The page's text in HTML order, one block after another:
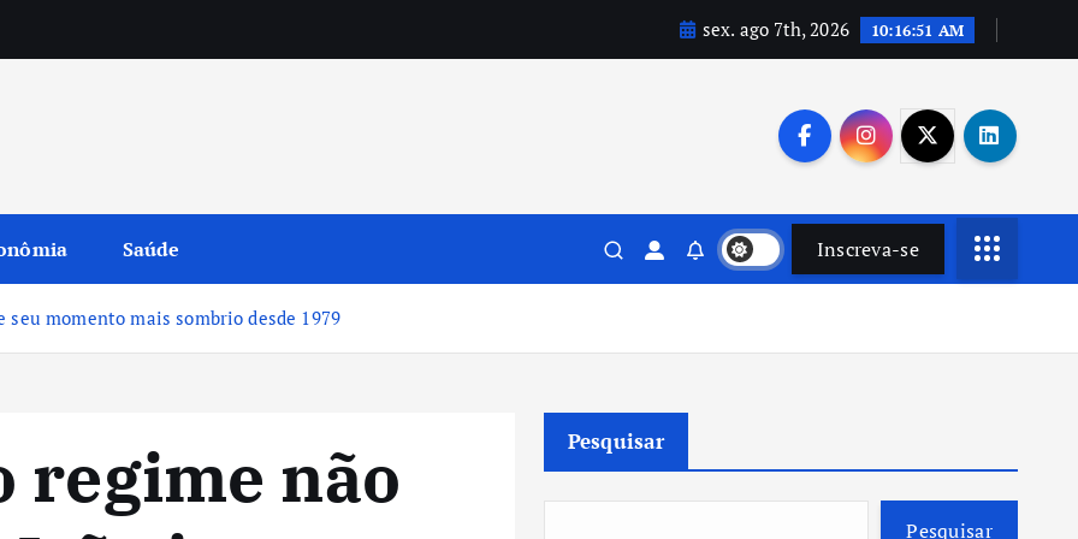
sex. ago 7th, 2026 10:16:53 AM
Saúde Inscreva-se
momento mais sombrio desde 1979
regime não
Pesquisar
Pesquisar